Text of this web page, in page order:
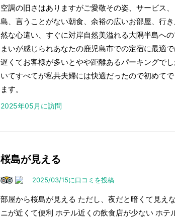
空調の旧さはありますがご愛敬その姿、サービス
島、言うことがない朝食、余裕の広いお部屋、行
然な心遣い、すぐに対岸自然美溢れる大隅半島へ
まいが感じられあなたの鹿児島市での定宿に最適
遅くてお客様が多いとやや距離あるパーキングで
いてすべてが私共夫婦には快適だったので初めて
ます。
2025年05月に訪問
桜島が見える
2025/03/15に口コミを投稿
部屋から桜島が見える ただし、夜だと暗くて見え
ニが近くて便利 ホテル近くの飲食店が少ない ホ